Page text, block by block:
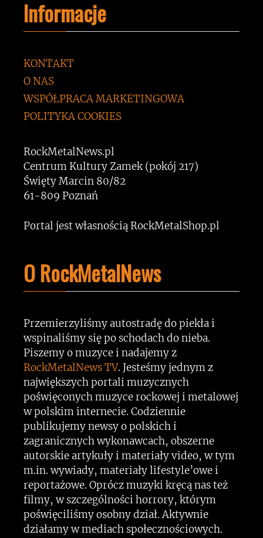
Informacje
KONTAKT
O NAS
WSPÓŁPRACA MARKETINGOWA
POLITYKA COOKIES
RockMetalNews.pl
Centrum Kultury Zamek (pokój 217)
Święty Marcin 80/82
61-809 Poznań
Portal jest własnością RockMetalShop.pl
O RockMetalNews
Przemierzyliśmy autostradę do piekła i
wspinaliśmy się po schodach do nieba.
Piszemy o muzyce i nadajemy z
RockMetalNews TV. Jesteśmy jednym z
największych portali muzycznych
poświęconych muzyce rockowej i metalowej
w polskim internecie. Codziennie
publikujemy newsy o polskich i
zagranicznych wykonawcach, obszerne
autorskie artykuły i materiały video, w tym
m.in. wywiady, materiały lifestyle’owe i
reportażowe. Oprócz muzyki kręcą nas też
filmy, w szczególności horrory, którym
poświęciliśmy osobny dział. Aktywnie
działamy w mediach społecznościowych.